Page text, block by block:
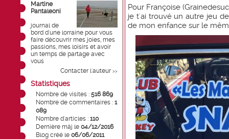
Martine
Pantaleoni
journal de
bord d'une lorraine pour vous
faire découvrir mes joies, mes
passions, mes loisirs et avoir
un temps de partage avec
vous
Contacter l'auteur >>
Statistiques
Nombre de visites : 516 869
Nombre de commentaires : 1
089
Nombre d'articles : 110
Dernière màj le 04/12/2016
Blog créé le 06/06/2011
Pour Françoise
je t'ai trouvé un autre jeu
de mon enfance sur le